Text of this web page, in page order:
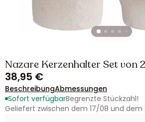
Nazare Kerzenhalter Set von
38,95 €
BeschreibungAbmessungen
Sofort verfügbarBegrenzte Stückzahl!
Geliefert zwischen dem 17/08 und dem